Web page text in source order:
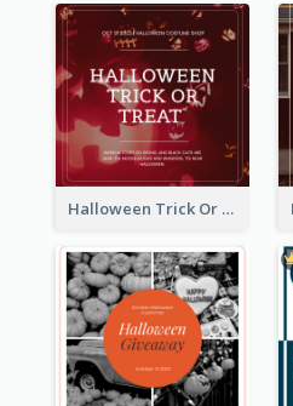
Halloween Trick Or Treat Instagram Post